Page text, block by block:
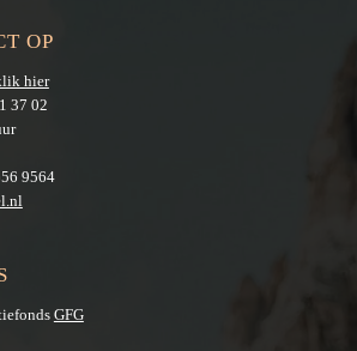
OP
hier
37 02
9564
GFG